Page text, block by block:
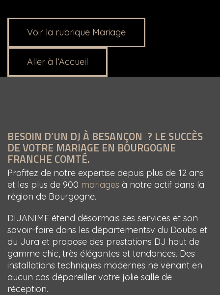
Voir la rubrique Mariage
Aller à l’Accueil
BESOIN D’UN DJ À BESANÇON ? LE SUCCÈS
DE VOTRE MARIAGE EN BOURGOGNE
FRANCHE COMTÉ.
Profitez de notre expertise depuis plus de 12 ans
et les plus de 900 mariages à notre actif dans la
région de Bourgogne.
DIJANIME étend désormais ses services et son
savoir-faire dans les départementsv du Doubs et
du Jura et propose des prestations DJ haut de
gamme chic, très élégantes et tendances. Des
installations techniques modernes ne venant en
aucun cas dépareiller votre jolie salle de
réception.